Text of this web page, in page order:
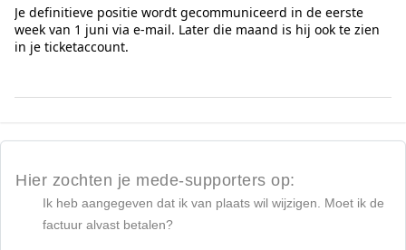
Je definitieve positie wordt gecommuniceerd in de eerste
week van 1 juni via e-mail. Later die maand is hij ook te zien
in je ticketaccount.
Hier zochten je mede-supporters op:
Ik heb aangegeven dat ik van plaats wil wijzigen. Moet ik de
factuur alvast betalen?